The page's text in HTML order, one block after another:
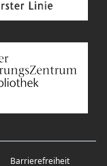
Barrierefreiheit